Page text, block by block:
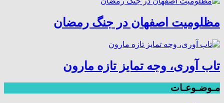
مظلومیت اصفهان در جنگ رمضان
تاب آوری، وجه تمایز تازه مارون
مـوضـوعـات